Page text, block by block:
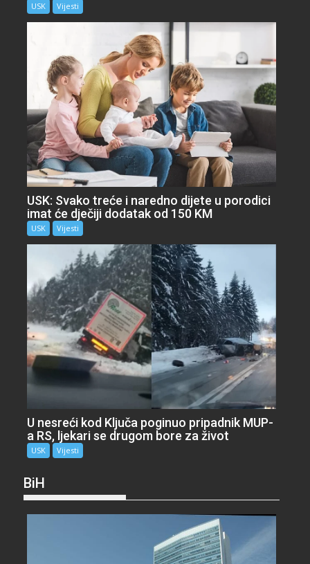
USK Vijesti
USK: Svako treće i naredno dijete u porodici
imat će dječiji dodatak od 150 KM
USK Vijesti
U nesreći kod Ključa poginuo pripadnik MUP-
a RS, ljekari se drugom bore za život
USK Vijesti
BiH